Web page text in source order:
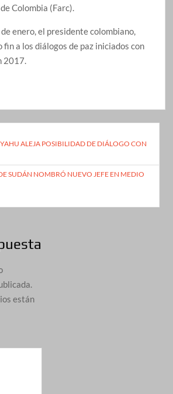
Colombia (Farc).
enero, el presidente colombiano,
fin a los diálogos de paz iniciados con
2017.
ALEJA POSIBILIDAD DE DIÁLOGO CON
SUDÁN NOMBRÓ NUEVO JEFE EN MEDIO
están